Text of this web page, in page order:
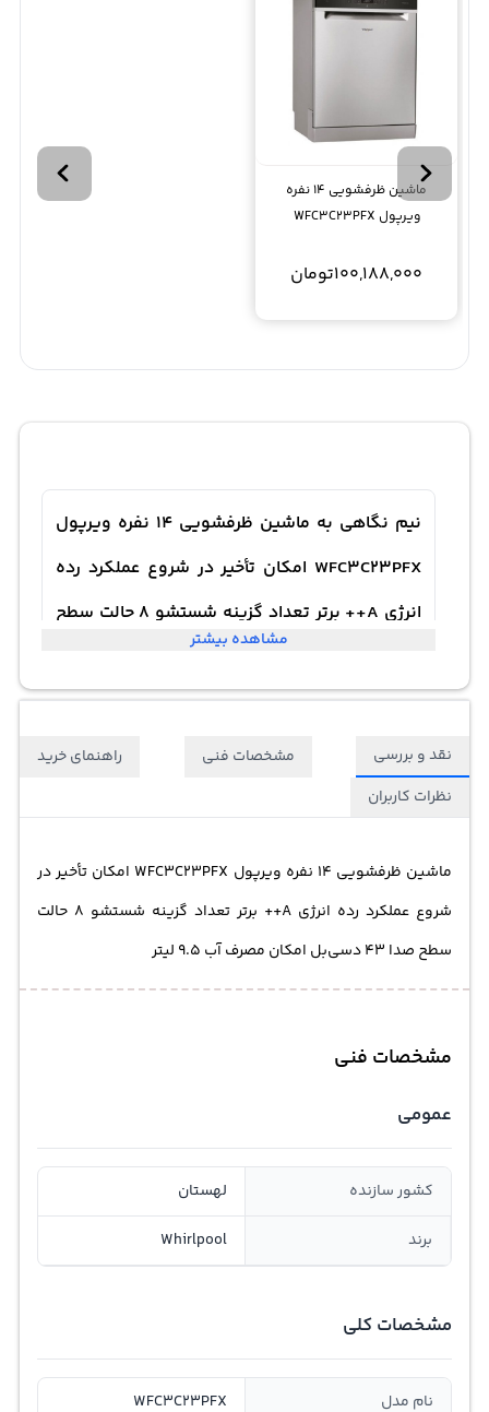
ماشین ظرفشویی 14 نفره
ویرپول WFC3C23PFX
100,188,000تومان
نیم نگاهی به ماشین ظرفشویی 14 نفره ویرپول
WFC3C23PFX امکان تأخیر در شروع عملکرد رده
انرژی A++ برتر تعداد گزینه‌ شستشو 8 حالت سطح
مشاهده بیشتر
نقد و بررسی مشخصات فنی
راهنمای خرید
نظرات کاربران
ماشین ظرفشویی 14 نفره ویرپول WFC3C23PFX امکان تأخیر در
شروع عملکرد رده انرژی A++ برتر تعداد گزینه‌ شستشو 8 حالت
سطح صدا 43 دسی‌بل امکان مصرف آب 9.5 لیتر
مشخصات فنی
عمومی
کشور سازنده لهستان
برند Whirlpool
مشخصات کلی
نام مدل WFC3C23PFX